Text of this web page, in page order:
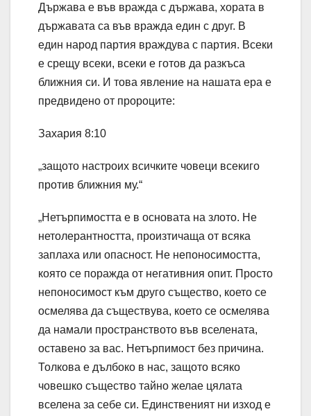
Държава е във вражда с държава, хората в
държавата са във вражда един с друг. В
един народ партия враждува с партия. Всеки
е срещу всеки, всеки е готов да разкъса
ближния си. И това явление на нашата ера е
предвидено от пророците:
Захария 8:10
„защото настроих всичките човеци всекиго
против ближния му.“
„Нетърпимостта е в основата на злото. Не
нетолерантността, произтичаща от всяка
заплаха или опасност. Не непоносимостта,
която се поражда от негативния опит. Просто
непоносимост към друго същество, което се
осмелява да съществува, което се осмелява
да намали пространството във вселената,
оставено за вас. Нетърпимост без причина.
Толкова е дълбоко в нас, защото всяко
човешко същество тайно желае цялата
вселена за себе си. Единственият ни изход е